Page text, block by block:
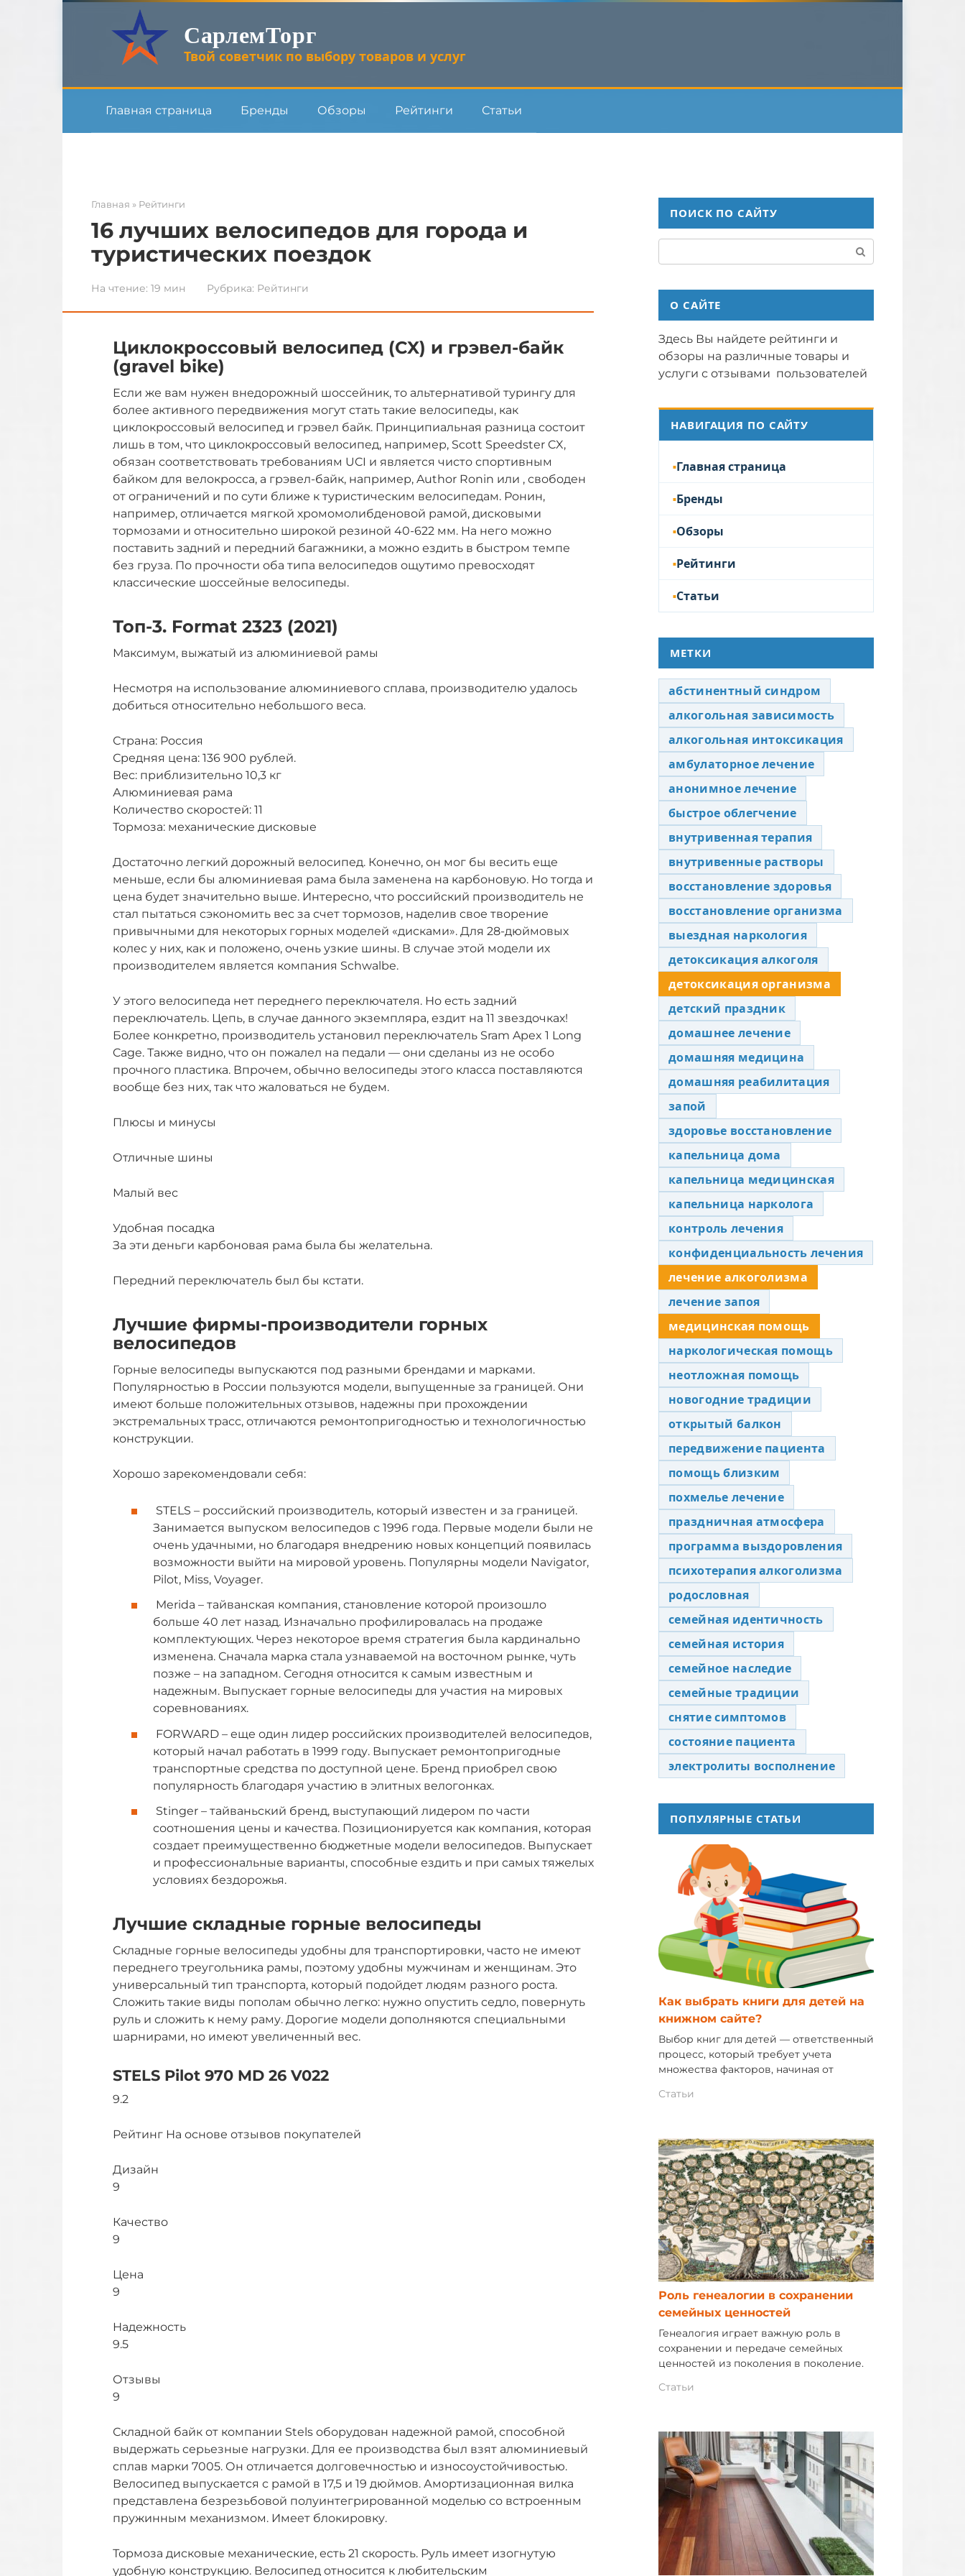
СарлемТорг
Твой советчик по выбору товаров и услуг
Главная страница Бренды Обзоры Рейтинги Статьи
Главная » Рейтинги
16 лучших велосипедов для города и
туристических поездок
На чтение: 19 мин Рубрика: Рейтинги
Циклокроссовый велосипед (CX) и грэвел-байк
(gravel bike)
Если же вам нужен внедорожный шоссейник, то альтернативой турингу для
более активного передвижения могут стать такие велосипеды, как
циклокроссовый велосипед и грэвел байк. Принципиальная разница состоит
лишь в том, что циклокроссовый велосипед, например, Scott Speedster CX,
обязан соответствовать требованиям UCI и является чисто спортивным
байком для велокросса, а грэвел-байк, например, Author Ronin или , свободен
от ограничений и по сути ближе к туристическим велосипедам. Ронин,
например, отличается мягкой хромомолибденовой рамой, дисковыми
тормозами и относительно широкой резиной 40-622 мм. На него можно
поставить задний и передний багажники, а можно ездить в быстром темпе
без груза. По прочности оба типа велосипедов ощутимо превосходят
классические шоссейные велосипеды.
Топ-3. Format 2323 (2021)
Максимум, выжатый из алюминиевой рамы
Несмотря на использование алюминиевого сплава, производителю удалось
добиться относительно небольшого веса.
Страна: Россия
Средняя цена: 136 900 рублей.
Вес: приблизительно 10,3 кг
Алюминиевая рама
Количество скоростей: 11
Тормоза: механические дисковые
Достаточно легкий дорожный велосипед. Конечно, он мог бы весить еще
меньше, если бы алюминиевая рама была заменена на карбоновую. Но тогда и
цена будет значительно выше. Интересно, что российский производитель не
стал пытаться сэкономить вес за счет тормозов, наделив свое творение
привычными для некоторых горных моделей «дисками». Для 28-дюймовых
колес у них, как и положено, очень узкие шины. В случае этой модели их
производителем является компания Schwalbe.
У этого велосипеда нет переднего переключателя. Но есть задний
переключатель. Цепь, в случае данного экземпляра, ездит на 11 звездочках!
Более конкретно, производитель установил переключатель Sram Apex 1 Long
Cage. Также видно, что он пожалел на педали — они сделаны из не особо
прочного пластика. Впрочем, обычно велосипеды этого класса поставляются
вообще без них, так что жаловаться не будем.
Плюсы и минусы
Отличные шины
Малый вес
Удобная посадка
За эти деньги карбоновая рама была бы желательна.
Передний переключатель был бы кстати.
Лучшие фирмы-производители горных
велосипедов
Горные велосипеды выпускаются под разными брендами и марками.
Популярностью в России пользуются модели, выпущенные за границей. Они
имеют больше положительных отзывов, надежны при прохождении
экстремальных трасс, отличаются ремонтопригодностью и технологичностью
конструкции.
Хорошо зарекомендовали себя:
STELS – российский производитель, который известен и за границей.
Занимается выпуском велосипедов с 1996 года. Первые модели были не
очень удачными, но благодаря внедрению новых концепций появилась
возможности выйти на мировой уровень. Популярны модели Navigator,
Pilot, Miss, Voyager.
Merida – тайванская компания, становление которой произошло
больше 40 лет назад. Изначально профилировалась на продаже
комплектующих. Через некоторое время стратегия была кардинально
изменена. Сначала марка стала узнаваемой на восточном рынке, чуть
позже – на западном. Сегодня относится к самым известным и
надежным. Выпускает горные велосипеды для участия на мировых
соревнованиях.
FORWARD – еще один лидер российских производителей велосипедов,
который начал работать в 1999 году. Выпускает ремонтопригодные
транспортные средства по доступной цене. Бренд приобрел свою
популярность благодаря участию в элитных велогонках.
Stinger – тайваньский бренд, выступающий лидером по части
соотношения цены и качества. Позиционируется как компания, которая
создает преимущественно бюджетные модели велосипедов. Выпускает
и профессиональные варианты, способные ездить и при самых тяжелых
условиях бездорожья.
Лучшие складные горные велосипеды
Складные горные велосипеды удобны для транспортировки, часто не имеют
переднего треугольника рамы, поэтому удобны мужчинам и женщинам. Это
универсальный тип транспорта, который подойдет людям разного роста.
Сложить такие виды пополам обычно легко: нужно опустить седло, повернуть
руль и сложить к нему раму. Дорогие модели дополняются специальными
шарнирами, но имеют увеличенный вес.
STELS Pilot 970 MD 26 V022
9.2
Рейтинг На основе отзывов покупателей
Дизайн
9
Качество
9
Цена
9
Надежность
9.5
Отзывы
9
Складной байк от компании Stels оборудован надежной рамой, способной
выдержать серьезные нагрузки. Для ее производства был взят алюминиевый
сплав марки 7005. Он отличается долговечностью и износоустойчивостью.
Велосипед выпускается с рамой в 17,5 и 19 дюймов. Амортизационная вилка
представлена безрезьбовой полуинтегрированной моделью со встроенным
пружинным механизмом. Имеет блокировку.
Тормоза дисковые механические, есть 21 скорость. Руль имеет изогнутую
удобную конструкцию. Велосипед относится к любительским
ПОИСК ПО САЙТУ
О САЙТЕ
Здесь Вы найдете рейтинги и
обзоры на различные товары и
услуги с отзывами пользователей
НАВИГАЦИЯ ПО САЙТУ
Главная страница
Бренды
Обзоры
Рейтинги
Статьи
МЕТКИ
абстинентный синдром
алкогольная зависимость
алкогольная интоксикация
амбулаторное лечение
анонимное лечение
быстрое облегчение
внутривенная терапия
внутривенные растворы
восстановление здоровья
восстановление организма
выездная наркология
детоксикация алкоголя
детоксикация организма
детский праздник
домашнее лечение
домашняя медицина
домашняя реабилитация
запой
здоровье восстановление
капельница дома
капельница медицинская
капельница нарколога
контроль лечения
конфиденциальность лечения
лечение алкоголизма
лечение запоя
медицинская помощь
наркологическая помощь
неотложная помощь
новогодние традиции
открытый балкон
передвижение пациента
помощь близким
похмелье лечение
праздничная атмосфера
программа выздоровления
психотерапия алкоголизма
родословная
семейная идентичность
семейная история
семейное наследие
семейные традиции
снятие симптомов
состояние пациента
электролиты восполнение
ПОПУЛЯРНЫЕ СТАТЬИ
Как выбрать книги для детей на
книжном сайте?
Выбор книг для детей — ответственный
процесс, который требует учета
множества факторов, начиная от
Статьи
Роль генеалогии в сохранении
семейных ценностей
Генеалогия играет важную роль в
сохранении и передаче семейных
ценностей из поколения в поколение.
Статьи